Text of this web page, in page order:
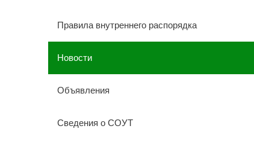
Правила внутреннего распорядка
Новости
Объявления
Сведения о СОУТ